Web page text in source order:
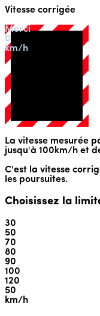
Vitesse corrigée
Merci
0
km/h
La vitesse mesurée
jusqu'à 100km/h et
C'est la vitesse
les poursuites.
Choisissez la
30
50
70
80
90
100
120
50
km/h